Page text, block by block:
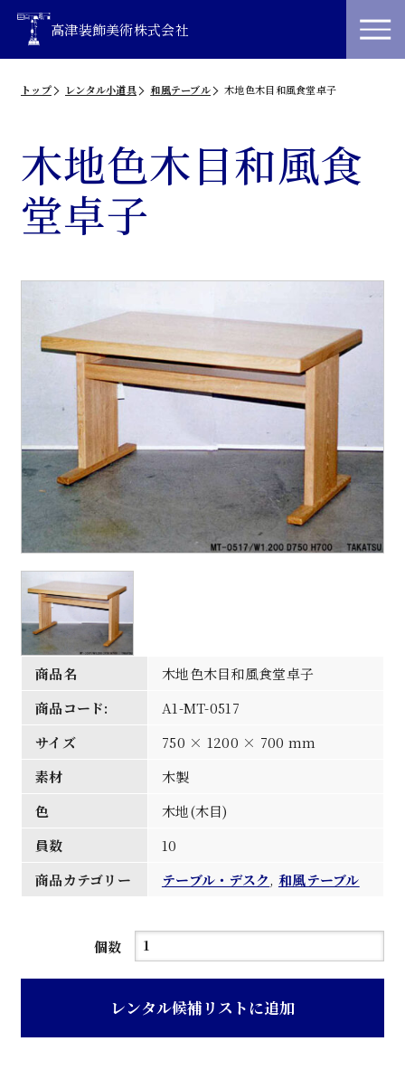
高津装飾美術株式会社
トップ レンタル小道具 和風テーブル 木地色木目和風食堂卓子
木地色木目和風食
堂卓子
商品名
木地色木目和風食堂卓子
商品コード:
A1-MT-0517
サイズ
750 × 1200 × 700 mm
素材
木製
色
木地(木目)
員数
10
商品カテゴリー
テーブル・デスク, 和風テーブル
個数
木
木
レンタル候補リストに追加